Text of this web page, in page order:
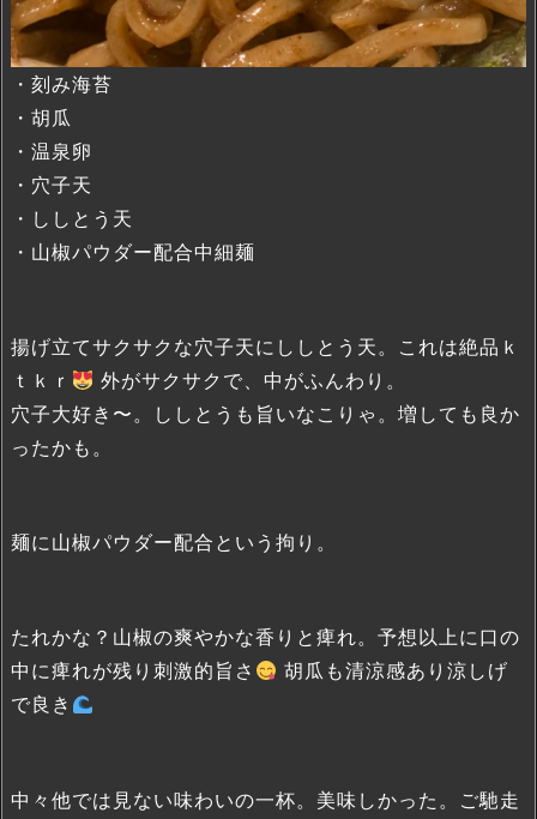
・刻み海苔
・胡瓜
・温泉卵
・穴子天
・ししとう天
・山椒パウダー配合中細麺
揚げ立てサクサクな穴子天にししとう天。これは絶品ｋ
ｔｋｒ
外がサクサクで、中がふんわり。
穴子大好き〜。ししとうも旨いなこりゃ。増しても良か
ったかも。
麺に山椒パウダー配合という拘り。
たれかな？山椒の爽やかな香りと痺れ。予想以上に口の
中に痺れが残り刺激的旨さ
胡瓜も清涼感あり涼しげ
で良き
中々他では見ない味わいの一杯。美味しかった。ご馳走